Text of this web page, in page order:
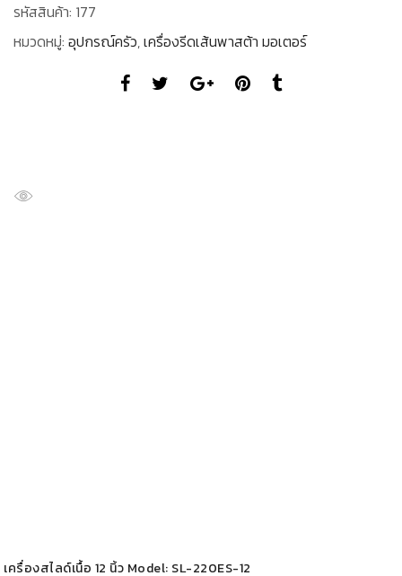
รหัสสินค้า: 177
หมวดหมู่: อุปกรณ์ครัว,เครื่องรีดเส้นพาสต้า มอเตอร์
เครื่องสไลด์เนื้อ 12 นิ้ว Model: SL-220ES-12